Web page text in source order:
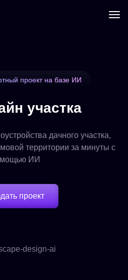
проект на базе ИИ
участка
дачного участка,
территории за минуты с
ИИ
проект